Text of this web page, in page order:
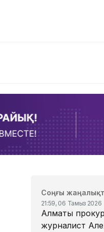
Соңғы
21:59, 06 Тамыз 2026
Алматы
журналист